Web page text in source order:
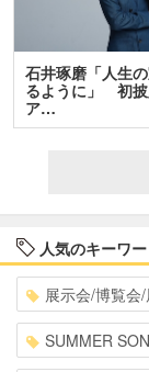
石井琢磨「人生
るように」 初披
ア…
人気のキーワ
展示会/博覧会
SUMMER